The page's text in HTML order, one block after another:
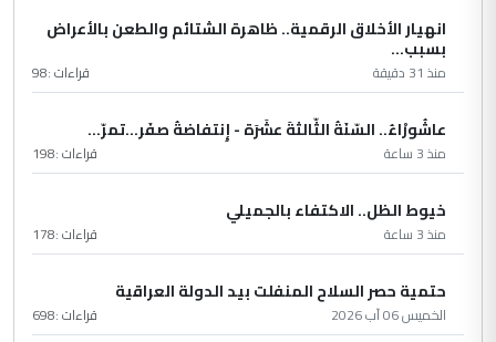
انهيار الأخلاق الرقمية.. ظاهرة الشتائم والطعن بالأعراض
بسبب...
منذ 31 دقيقة قراءات :98
عاشُورْاءُ.. السّنَةُ الثّالثةَ عشَرَة - إِنتفاضةُ صفَر…تمرّ...
منذ 3 ساعة قراءات :198
خيوط الظل.. الاكتفاء بالجميلي
منذ 3 ساعة قراءات :178
حتمية حصر السلاح المنفلت بيد الدولة العراقية
الخميس 06 آب 2026 قراءات :698